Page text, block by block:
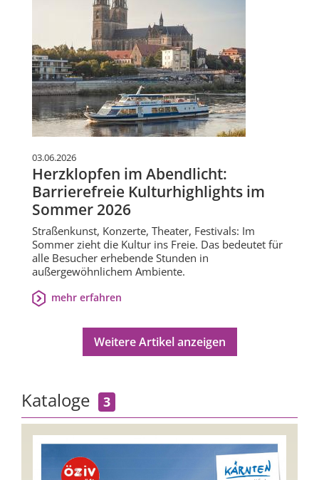
03.06.2026
Herzklopfen im Abendlicht:
Barrierefreie Kulturhighlights im
Sommer 2026
Straßenkunst, Konzerte, Theater, Festivals: Im
Sommer zieht die Kultur ins Freie. Das bedeutet für
alle Besucher erhebende Stunden in
außergewöhnlichem Ambiente.
mehr erfahren
Weitere Artikel anzeigen
Kataloge 3